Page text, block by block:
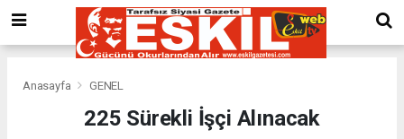
Anasayfa GENEL
225 Sürekli İşçi Alınacak